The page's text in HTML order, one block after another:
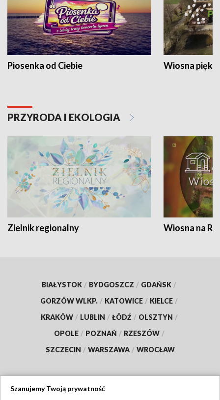
Piosenka od Ciebie Wiosna
PRZYRODA I EKOLOGIA
Zielnik regionalny Wiosna na
BIAŁYSTOK / BYDGOSZCZ / GDAŃSK /
GORZÓW WLKP. / KATOWICE / KIELCE /
KRAKÓW / LUBLIN / ŁÓDŹ / OLSZTYN /
OPOLE / POZNAŃ / RZESZÓW /
SZCZECIN / WARSZAWA / WROCŁAW
Szanujemy Twoją prywatność